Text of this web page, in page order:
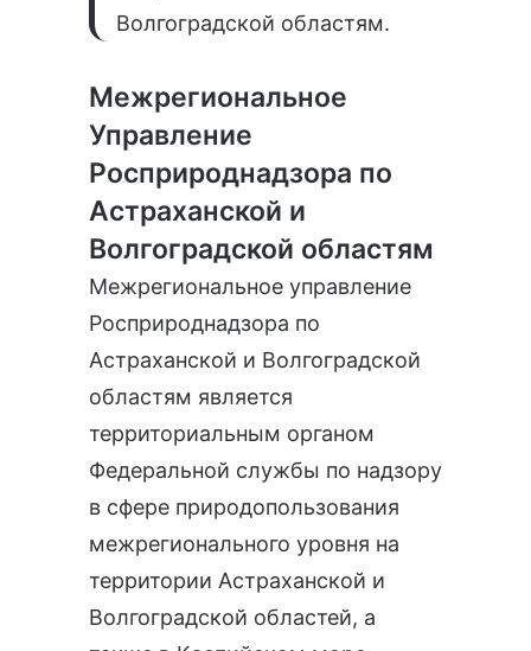
Волгоградской областям.
Межрегиональное
Управление
Росприроднадзора по
Астраханской и
Волгоградской областям
Межрегиональное управление
Росприроднадзора по
Астраханской и Волгоградской
областям является
территориальным органом
Федеральной службы по надзору
в сфере природопользования
межрегионального уровня на
территории Астраханской и
Волгоградской областей, а